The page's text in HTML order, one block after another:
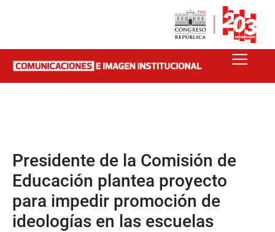
Presidente de la Comisión de
Educación plantea proyecto
para impedir promoción de
ideologías en las escuelas